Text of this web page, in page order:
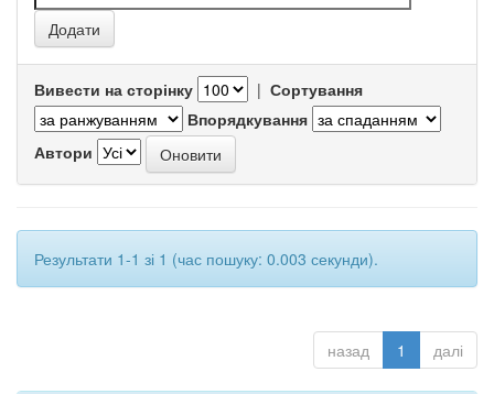
Вивести на сторінку | Сортування
Впорядкування
Автори
Результати 1-1 зі 1 (час пошуку: 0.003 секунди).
назад 1 далі